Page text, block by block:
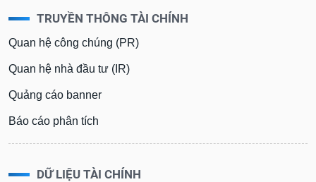
TRUYỀN THÔNG TÀI CHÍNH
Quan hệ công chúng (PR)
Quan hệ nhà đầu tư (IR)
Quảng cáo banner
Báo cáo phân tích
DỮ LIỆU TÀI CHÍNH
cụ
tư
Truyền
tài